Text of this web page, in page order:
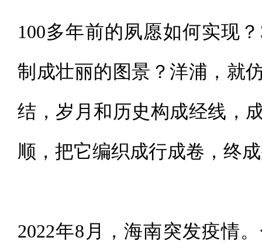
100多年前的夙愿如何实现
制成壮丽的图景？洋浦，就
结，岁月和历史构成经线，
顺，把它编织成行成卷，终
2022年8月，海南突发疫情